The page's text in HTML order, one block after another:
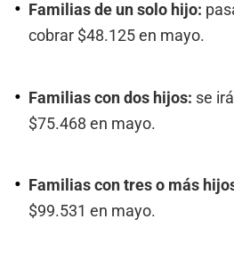
Familias de un solo hijo:
cobrar $48.125 en mayo.
Familias con dos hijos: se
$75.468 en mayo.
Familias con tres o más
$99.531 en mayo.